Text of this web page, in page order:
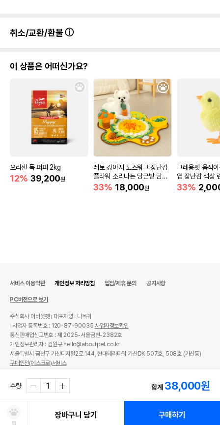
취소/교환/환불
이 상품은 어떠신가요?
오리젠 독 퍼피 2kg
12% 39,200원
레토 강아지 노즈워크 장난감
플라워 소리나는 당근밭 담요
매트
33% 18,000원
크레용펫 움직
엽 장난감 색상
33%
수량 합계 38,000원
찜
장바구니 담기 구매하기
서비스 이용약관 개인정보 처리방침 입점/제휴 문의 공지사항
PC버전으로 보기
주식회사 어바웃펫
대표자명 : 나옥귀
사업자 등록번호 : 120-87-90035사업자정보확인
통신판매업신고번호 : 제 2025-서울금천-2382호
개인정보관리자 : 김원규 hello@aboutpet.co.kr
서울특별시 금천구 가산디지털2로 144, 현대테라타워 가산DK 507호, 508호 (가산동)
구매안전(에스크로)서비스